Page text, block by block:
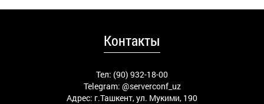
Контакты
Тел: (90) 932-18-00
Telegram: @serverconf_uz
Адрес: г.Ташкент, ул. Мукими, 190